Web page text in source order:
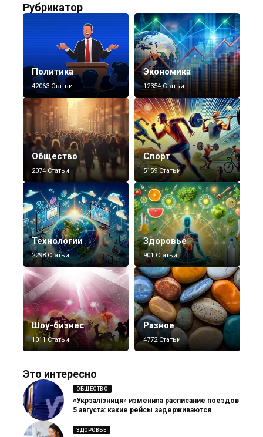
Рубрикатор
Политика
42063 Статьи
Экономика
12354 Статьи
Общество
2074 Статьи
Спорт
5159 Статьи
Технологии
2298 Статьи
Здоровье
901 Статьи
Шоу-бизнес
1011 Статьи
Разное
4772 Статьи
Это интересно
ОБЩЕСТВО
«Укрзалізниця» изменила расписание поездов
5 августа: какие рейсы задерживаются
ЗДОРОВЬЕ